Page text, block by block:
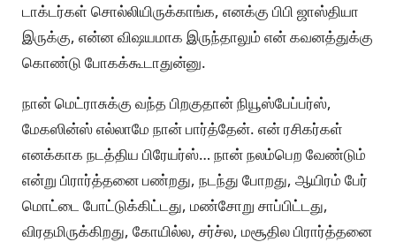
டாக்டர்கள் சொல்லியிருக்காங்க, எனக்கு பிபி ஜாஸ்தியா
இருக்கு, என்ன விஷயமாக இருந்தாலும் என் கவனத்துக்கு
கொண்டு போகக்கூடாதுன்னு.
நான் மெட்ராசுக்கு வந்த பிறகுதான் நியூஸ்பேப்பர்ஸ்,
மேகஸின்ஸ் எல்லாமே நான் பார்த்தேன். என் ரசிகர்கள்
எனக்காக நடத்திய பிரேயர்ஸ்… நான் நலம்பெற வேண்டும்
என்று பிரார்த்தனை பண்றது, நடந்து போறது, ஆயிரம் பேர்
மொட்டை போட்டுக்கிட்டது, மண்சோறு சாப்பிட்டது,
விரதமிருக்கிறது, கோயில்ல, சர்ச்ல, மசூதில பிரார்த்தனை